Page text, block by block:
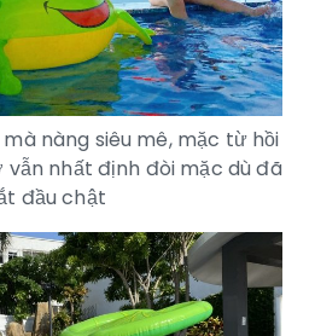
nàng siêu mê, mặc từ hồi
vẫn nhất định đòi mặc dù đã
đầu chật